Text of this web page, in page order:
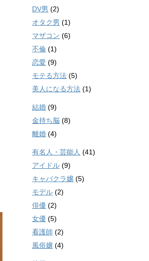
DV男 (2)
オタク男 (1)
マザコン (6)
不倫 (1)
恋愛 (9)
モテる方法 (5)
美人になる方法 (1)
結婚 (9)
金持ち脳 (8)
離婚 (4)
有名人・芸能人 (41)
アイドル (9)
キャバクラ嬢 (5)
モデル (2)
俳優 (2)
女優 (5)
看護師 (2)
風俗嬢 (4)